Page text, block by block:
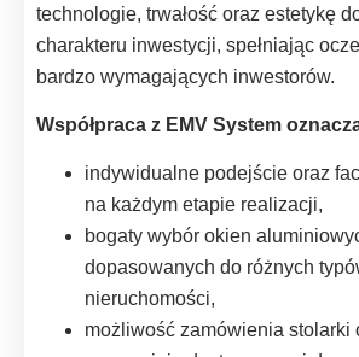
technologie, trwałość oraz estetykę
charakteru inwestycji, spełniając
bardzo wymagających inwestorów.
Współpraca z EMV System
indywidualne podejście oraz
na każdym etapie realizacji,
bogaty wybór okien
dopasowanych do różnych
nieruchomości,
możliwość zamówienia stolarki